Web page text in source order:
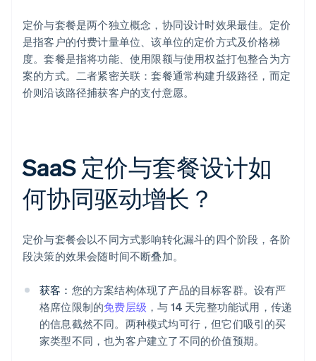
定价与套餐是两个独立概念，协同设计时效果最佳。定价
是指客户的付费计量单位、该单位的定价方式及价格梯
度。套餐是指将功能、使用限额与使用权益打包整合为方
案的方式。二者紧密关联：套餐通常构建升级路径，而定
价则沿该路径捕获客户的支付意愿。
SaaS 定价与套餐设计如
何协同驱动增长？
定价与套餐会以不同方式影响转化漏斗的四个阶段，各阶
段决策的效果会随时间不断叠加。
获客： 您的方案结构体现了产品的目标客群。设有严
格席位限制的免费层级 ，与 14 天完整功能试用，传递
的信息截然不同。两种模式均可行，但它们吸引的买
家类型不同，也为客户建立了不同的价值预期。